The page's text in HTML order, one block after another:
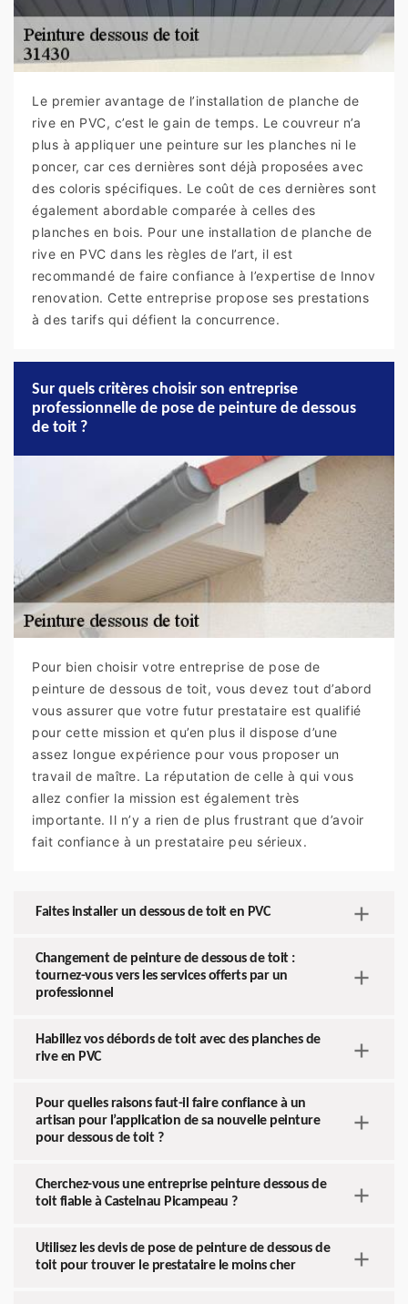
Le premier avantage de l’installation de planche de
rive en PVC, c’est le gain de temps. Le couvreur n’a
plus à appliquer une peinture sur les planches ni le
poncer, car ces dernières sont déjà proposées avec
des coloris spécifiques. Le coût de ces dernières sont
également abordable comparée à celles des
planches en bois. Pour une installation de planche de
rive en PVC dans les règles de l’art, il est
recommandé de faire confiance à l’expertise de Innov
renovation. Cette entreprise propose ses prestations
à des tarifs qui défient la concurrence.
Sur quels critères choisir son entreprise
professionnelle de pose de peinture de dessous
de toit ?
Pour bien choisir votre entreprise de pose de
peinture de dessous de toit, vous devez tout d’abord
vous assurer que votre futur prestataire est qualifié
pour cette mission et qu’en plus il dispose d’une
assez longue expérience pour vous proposer un
travail de maître. La réputation de celle à qui vous
allez confier la mission est également très
importante. Il n’y a rien de plus frustrant que d’avoir
fait confiance à un prestataire peu sérieux.
Faites installer un dessous de toit en PVC
Changement de peinture de dessous de toit :
tournez-vous vers les services offerts par un
professionnel
Habillez vos débords de toit avec des planches de
rive en PVC
Pour quelles raisons faut-il faire confiance à un
artisan pour l’application de sa nouvelle peinture
pour dessous de toit ?
Cherchez-vous une entreprise peinture dessous de
toit fiable à Castelnau Picampeau ?
Utilisez les devis de pose de peinture de dessous de
toit pour trouver le prestataire le moins cher